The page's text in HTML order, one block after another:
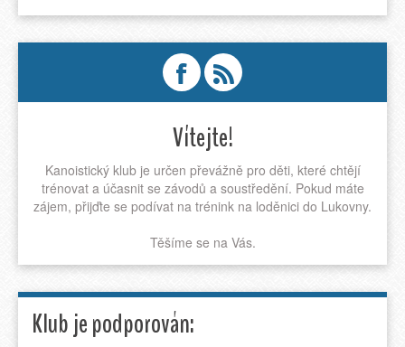
Vítejte!
Kanoistický klub je určen převážně pro děti, které chtějí
trénovat a účasnit se závodů a soustředění. Pokud máte
zájem, přijďte se podívat na trénink na loděnici do Lukovny.
Těšíme se na Vás.
Klub je podporován: